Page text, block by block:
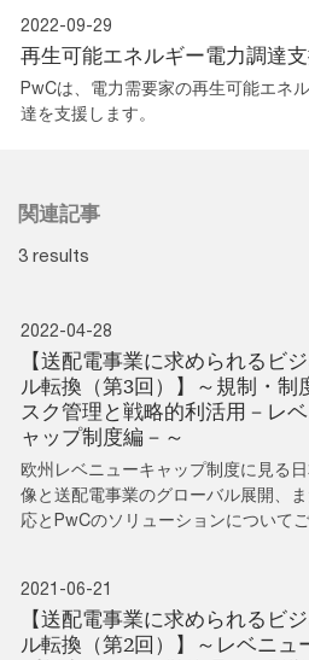
2022-09-29
再生可能エネルギー電力調達
PwCは、電力需要家の再生可能エネ
達を支援します。
関連記事
3 results
2022-04-28
【送配電事業に求められるビ
ル転換（第3回）】～規制・制
スク管理と戦略的利活用－レ
ャップ制度編－～
欧州レベニューキャップ制度に見る
像と送配電事業のグローバル展開、
応とPwCのソリューションについてご
2021-06-21
【送配電事業に求められるビ
ル転換（第2回）】～レベニュ